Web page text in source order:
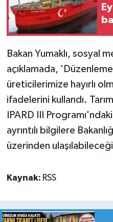
Bakan Yumaklı, sosyal
açıklamada,
üreticilerimize hayırlı
ifadelerini kullandı.
IPARD III
ayrıntılı bilgilere
üzerinden
Kaynak: RSS